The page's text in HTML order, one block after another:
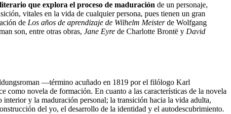
que explora el proceso de maduración de un personaje,
vitales en la vida de cualquier persona, pues tienen un gran
de Los años de aprendizaje de Wilhelm Meisterde Wolfgang
son, entre otras obras, Jane Eyre de Charlotte Brontë y David
—término acuñado en 1819 por el filólogo Karl
novela de formación. En cuanto a las características de la novela
y la maduración personal; la transición hacia la vida adulta,
del yo, el desarrollo de la identidad y el autodescubrimiento.